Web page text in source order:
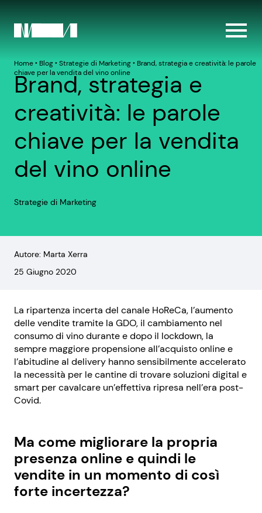
Home‣ Blog‣Strategie di Marketing‣ Brand, strategia e creatività: le parole
chiave per la vendita del vino online
Brand, strategia e
creatività: le parole
chiave per la vendita
del vino online
Strategie di Marketing
Autore: Marta Xerra
25 Giugno 2020
La ripartenza incerta del canale HoReCa, l’aumento
delle vendite tramite la GDO, il cambiamento nel
consumo di vino durante e dopo il lockdown, la
sempre maggiore propensione all’acquisto online e
l’abitudine al delivery hanno sensibilmente accelerato
la necessità per le cantine di trovare soluzioni digital e
smart per cavalcare un’effettiva ripresa nell’era post-
Covid.
Ma come migliorare la propria
presenza online e quindi le
vendite in un momento di così
forte incertezza?